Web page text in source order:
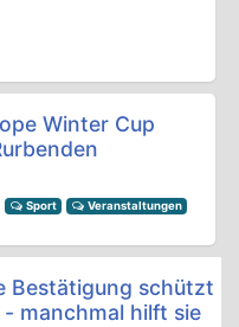
Winter Cup
Sport Veranstaltungen
Bestätigung schützt
manchmal hilft sie